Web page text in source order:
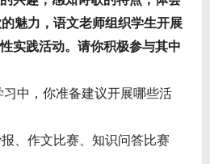
魅力，语文老师组织学生开展
实践活动。请你积极参与其中
中，你准备建议开展哪些活
、作文比赛、知识问答比赛